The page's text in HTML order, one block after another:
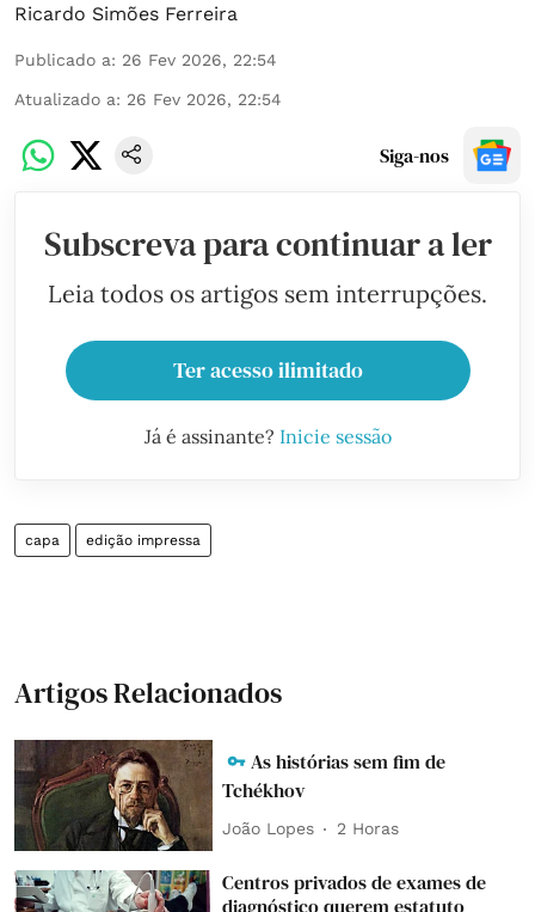
Ricardo Simões Ferreira
Publicado a: 26 Fev 2026, 22:54
Atualizado a: 26 Fev 2026, 22:54
Siga-nos
Subscreva para continuar a ler
Leia todos os artigos sem interrupções.
Ter acesso ilimitado
Já é assinante? Inicie sessão
capa edição impressa
Artigos Relacionados
As histórias sem fim de
Tchékhov
João Lopes 2 Horas
Centros privados de exames de
diagnóstico querem estatuto